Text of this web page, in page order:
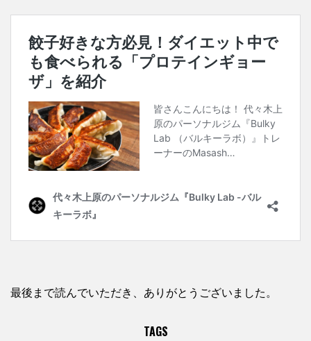
最後まで読んでいただき、ありがとうございました。
TAGS